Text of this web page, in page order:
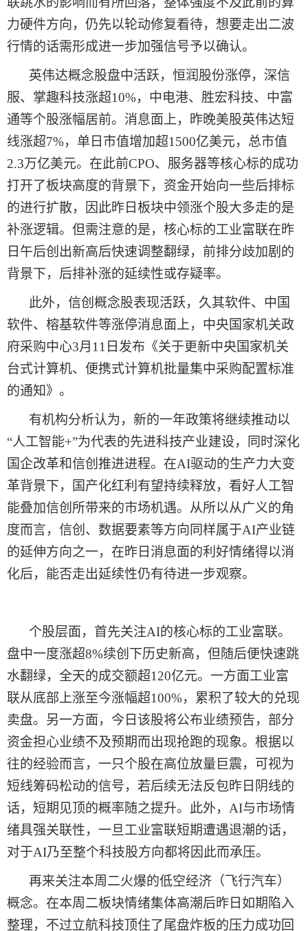
力硬件方向，仍先以轮动修复看待，想要走出二波
行情的话需形成进一步加强信号予以确认。
英伟达概念股盘中活跃，恒润股份涨停，深信
服、掌趣科技涨超10%，中电港、胜宏科技、中富
通等个股涨幅居前。消息面上，昨晚美股英伟达短
线涨超7%，单日市值增加超1500亿美元，总市值
2.3万亿美元。在此前CPO、服务器等核心标的成功
打开了板块高度的背景下，资金开始向一些后排标
的进行扩散，因此昨日板块中领涨个股大多走的是
补涨逻辑。但需注意的是，核心标的工业富联在昨
日 午后创出新高后快速调整翻绿，前排分歧加剧的
背景下，后排补涨的延续性或存疑率。
此外，信创概念股表现活跃，久其软件、中国
软件、榕基软件等涨停消息面上，中央国家机关政
府采购中心3月11日发布《关于更新中央国家机关
台式计算机、便携式计算机批量集中采购配置标准
的通知》。
有机构分析认为，新的一年政策将继续推动以
“人工智能+”为代表的先进科技产业建设，同时深化
国企改革和信创推进进程。在AI驱动的生产力大变
革背景下，国产化红利有望持续释放，看好人工智
能叠加信创所带来的市场机遇。从所以从广义的角
度而言，信创、数据要素等方向同样属于AI产业链
的延伸方向之一，在昨日 消息面的利好情绪得以消
化后，能否走出延续性仍有待进一步观察。
个股层面，首先关注AI的核心标的工业富联。
盘中一度涨超8%续创下历史新高，但随后便快速跳
水翻绿，全天的成交额超120亿元。一方面工业富
联从底部上涨至今涨幅超100%，累积了较大的兑现
卖盘。另一方面， 今日该股将公布业绩预告，部分
资金担心业绩不及预期而出现抢跑的现象。根据以
往的经验而言，一只个股在高位放量巨震，可视为
短线筹码松动的信号，若后续无法反包昨日 阴线的
话，短期见顶的概率随之提升。此外， AI与市场情
绪具强关联性，一旦工业富联短期遭遇退潮的话，
对于AI乃至整个科技股方向都将因此而承压。
再来关注本周二火爆的低空经济（飞行汽车）
概念。在本周二板块情绪集体高潮后昨日 如期陷入
整理，不过立航科技顶住了尾盘炸板的压力成功回